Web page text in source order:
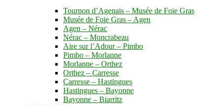
Tournon d’Agenais – Musée de Foie Gras
Musée de Foie Gras – Agen
Agen – Nérac
Nérac – Moncrabeau
Aire sur l’Adour – Pimbo
Pimbo – Morlanne
Morlanne – Orthez
Orthez – Carresse
Carresse – Hastingues
Hastingues – Bayonne
Bayonne – Biarritz